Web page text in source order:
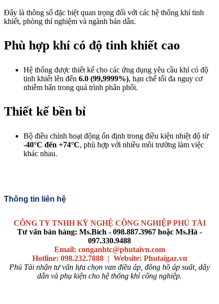
Đây là thông số đặc biệt quan trọng đối với các hệ thống khí tinh
khiết, phòng thí nghiệm và ngành bán dẫn.
Phù hợp khí có độ tinh khiết cao
Hệ thống được thiết kế cho các ứng dụng yêu cầu khí có độ
tinh khiết lên đến 6.0 (99,9999%), hạn chế tối đa nguy cơ
nhiễm bẩn trong quá trình phân phối.
Thiết kế bền bỉ
Bộ điều chỉnh hoạt động ổn định trong điều kiện nhiệt độ từ
-40°C đến +74°C, phù hợp với nhiều môi trường làm việc
khác nhau.
Thông tin liên hệ
CÔNG TY TNHH KỸ NGHỆ CÔNG NGHIỆP PHÚ TÀI
Tư vấn bán hàng: Ms.Bích - 098.887.3967 hoặc Ms.Hà -
097.330.9488
Email: conganhtc@phutaivn.com
Hotline: 098.232.7888 | Website: Phutaigaz.vn
Phú Tài nhận tư vấn lựa chọn van điều áp, đồng hồ áp suất, dây
dẫn và phụ kiện cho hệ thống khí công nghiệp.